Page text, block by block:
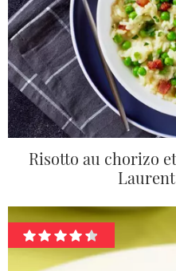
Risotto au chorizo